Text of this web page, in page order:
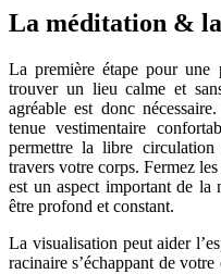
La méditation &
La première étape pour une
trouver un lieu calme et
agréable est donc
tenue vestimentaire
permettre la libre
travers votre corps. Fermez
est un aspect important de la
être profond et constant.
La visualisation peut aider
racinaire s’échappant de